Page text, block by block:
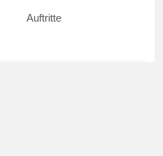
Auftritte